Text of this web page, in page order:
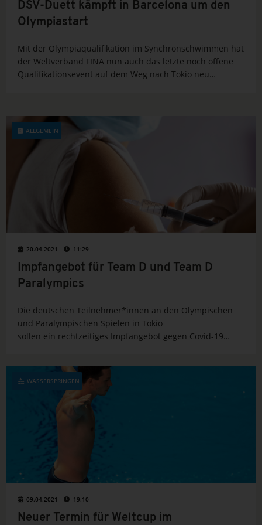
DSV-Duett kämpft in Barcelona um den
Olympiastart
Mit der Olympiaqualifikation im Synchronschwimmen hat
der Weltverband FINA nun auch das letzte noch offene
Qualifikationsevent auf dem Weg nach Tokio neu
ALLGEMEIN
20.04.2021 11:29
Impfangebot für Team D und Team D
Paralympics
Die deutschen Teilnehmer*innen an den Olympischen
und Paralympischen Spielen in Tokio
sollen ein rechtzeitiges Impfangebot gegen Covid-19
Bundesinnenminister Horst Seehofer ist in schwierigen
Zeiten ein entscheidendes Signal der Unterstützung
durch die Bundesregierung für unsere...
WASSERSPRINGEN
09.04.2021 19:10
Neuer Termin für Weltcup im